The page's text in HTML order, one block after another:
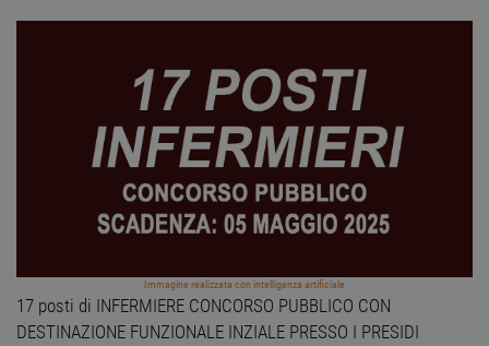
Immagine realizzata con intelligenza artificiale
17 posti di INFERMIERE CONCORSO PUBBLICO CON
DESTINAZIONE FUNZIONALE INZIALE PRESSO I PRESIDI